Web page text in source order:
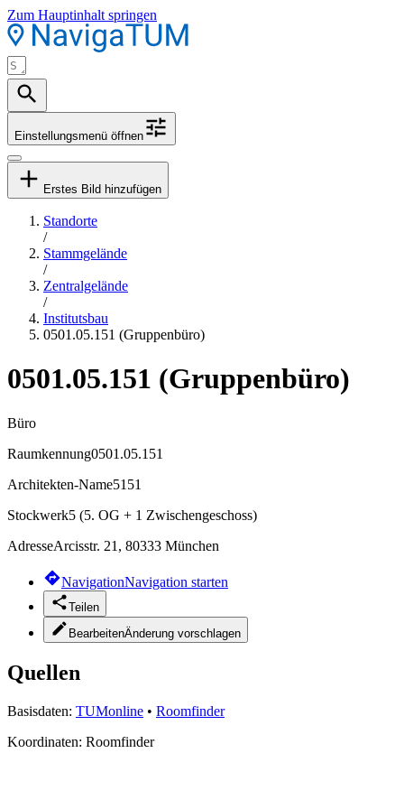
Zum Hauptinhalt springen
Einstellungsmenü öffnen
Erstes Bild hinzufügen
Standorte
/
Stammgelände
/
Zentralgelände
/
Institutsbau
0501.05.151 (Gruppenbüro)
0501.05.151 (Gruppenbüro)
Büro
Raumkennung0501.05.151
Architekten-Name5151
Stockwerk5 (5. OG + 1 Zwischengeschoss)
AdresseArcisstr. 21, 80333 München
NavigationNavigation starten
Teilen
BearbeitenÄnderung vorschlagen
Quellen
Basisdaten: TUMonline • Roomfinder
Koordinaten: Roomfinder